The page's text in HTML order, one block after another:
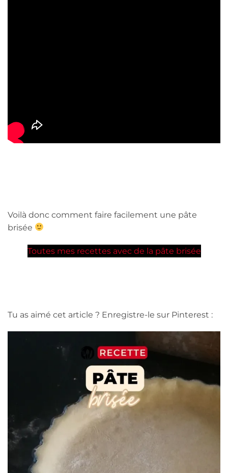
Voilà donc comment faire facilement une pâte
brisée
Toutes mes recettes avec de la pâte brisée
Tu as aimé cet article ? Enregistre-le sur Pinterest :